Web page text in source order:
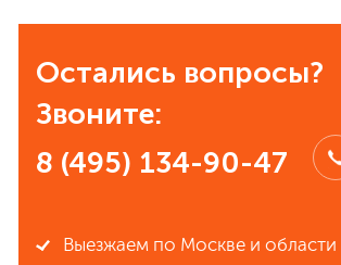
рекомендовать всем знакомым.
Остались вопросы?
Звоните:
8 (495) 134-90-47
Выезжаем по Москве и области